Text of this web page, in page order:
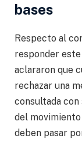
bases
Respecto al
responder
aclararon que
rechazar una
consultada
del
deben pasar